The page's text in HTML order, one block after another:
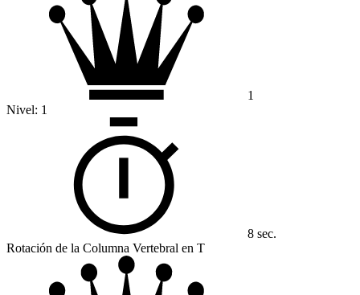
1
Nivel: 1
8 sec.
Rotación de la Columna Vertebral en T